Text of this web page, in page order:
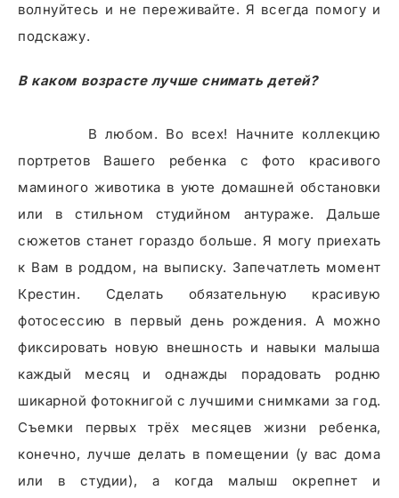
волнуйтесь и не переживайте. Я всегда помогу и
подскажу.
В каком возрасте лучше снимать детей?
В любом. Во всех! Начните коллекцию
портретов Вашего ребенка с фото красивого
маминого животика в уюте домашней обстановки
или в стильном студийном антураже. Дальше
сюжетов станет гораздо больше. Я могу приехать
к Вам в роддом, на выписку. Запечатлеть момент
Крестин. Сделать обязательную красивую
фотосессию в первый день рождения. А можно
фиксировать новую внешность и навыки малыша
каждый месяц и однажды порадовать родню
шикарной фотокнигой с лучшими снимками за год.
Съемки первых трёх месяцев жизни ребенка,
конечно, лучше делать в помещении (у вас дома
или в студии), а когда малыш окрепнет и